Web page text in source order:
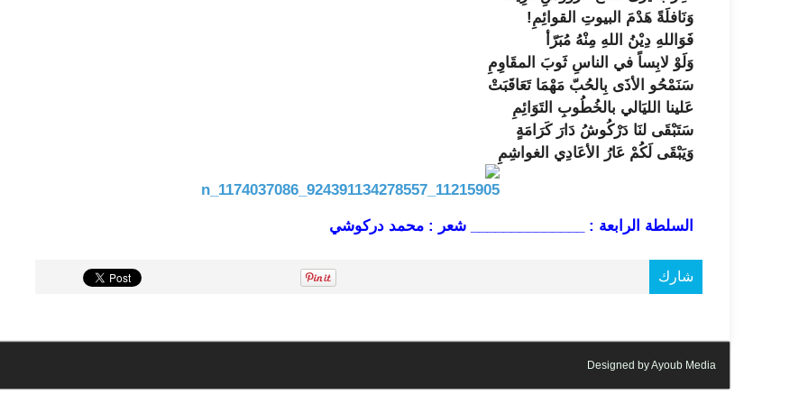
وَنَافلَةً هَدْمَ البيوتِ القوائِمِ!
فَوَاللهِ دِيْنُ اللهِ مِنْهُ مُبَرّأ
وَلَوْ لابِساً في الناسِ ثَوبَ المقَاوِمِ
سَنَمْحُو الأذَى بِالحُبّ مَهْمَا تَعَاقَبَتْ
عَلينا الليَالي بالخُطُوبِ التَوَائِمِ
سَتَبْقَى لنَا دَرْكُوشُ دَارَ كَرَامَةٍ
وَيَبْقَى لَكُمْ عَارُ الأعَادِي الغواشِمِ
السلطة الرابعة : ______________ شعر : محمد دركوشي
شارك
Designed by Ayoub Media